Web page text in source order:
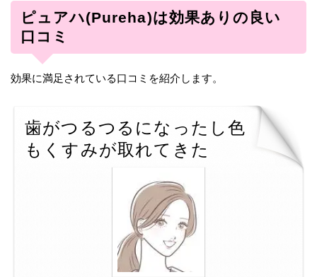
ピュアハ(Pureha)は効果ありの良い
口コミ
効果に満足されている口コミを紹介します。
歯がつるつるになったし色
もくすみが取れてきた